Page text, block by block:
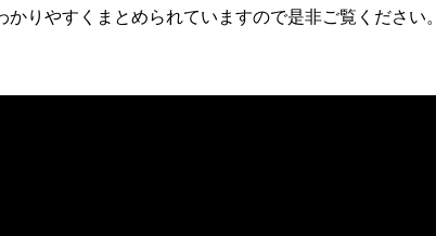
りやすくまとめられていますので是非ご覧ください。